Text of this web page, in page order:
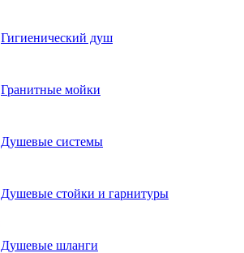
Гигиенический душ
Гранитные мойки
Душевые системы
Душевые стойки и гарнитуры
Душевые шланги